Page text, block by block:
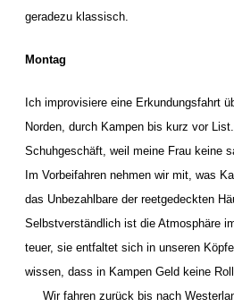
geradezu klassisch.
Montag
Ich improvisiere eine Erkundungsfahrt
Norden, durch Kampen bis kurz vor
Schuhgeschäft, weil meine Frau keine
Im Vorbeifahren nehmen wir mit, was
das Unbezahlbare der reetgedeckten
Selbstverständlich ist die Atmosphäre
teuer, sie entfaltet sich in unseren
wissen, dass in Kampen Geld keine
Wir fahren zurück bis nach